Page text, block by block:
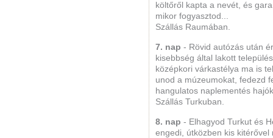
költőről kapta a nevét, és
mikor fogyasztod...
Szállás Raumában.
7. nap - Rövid autózás után
kisebbség által lakott
középkori várkastélya ma is
unod a múzeumokat, fedezd
hangulatos naplementés
Szállás Turkuban.
8. nap - Elhagyod Turkut és
engedi, útközben kis